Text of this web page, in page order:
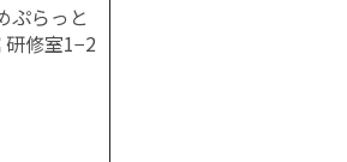
ぷらっと
修室1−2